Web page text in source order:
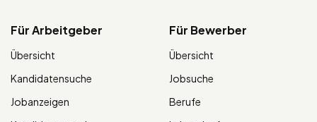
Für Arbeitgeber
Übersicht
Kandidatensuche
Jobanzeigen
Für Bewerber
Übersicht
Jobsuche
Berufe